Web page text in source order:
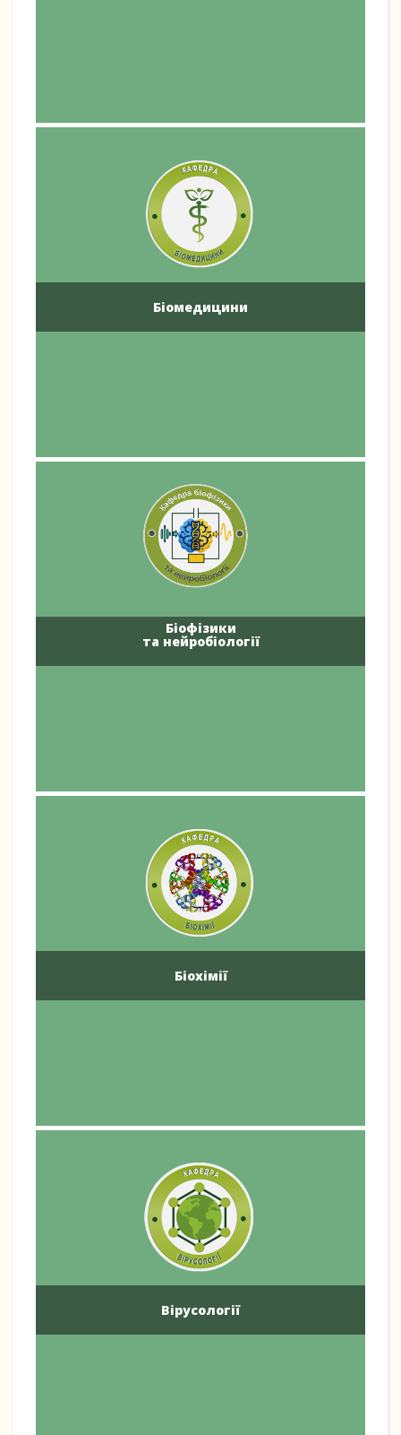
Біомедицини
Біофізики
та нейробіології
Біохімії
Вірусології